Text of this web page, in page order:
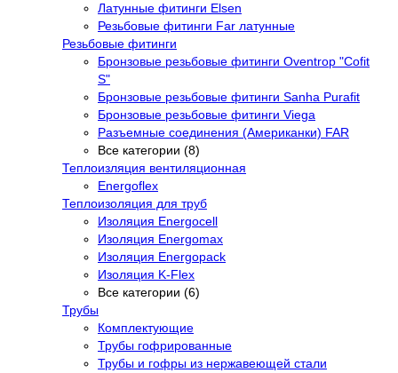
Латунные фитинги Elsen
Резьбовые фитинги Far латунные
Резьбовые фитинги
Бронзовые резьбовые фитинги Oventrop "Cofit
S"
Бронзовые резьбовые фитинги Sanha Purafit
Бронзовые резьбовые фитинги Viega
Разъемные соединения (Американки) FAR
Все категории (8)
Теплоизляция вентиляционная
Energoflex
Теплоизоляция для труб
Изоляция Energocell
Изоляция Energomax
Изоляция Energopack
Изоляция K-Flex
Все категории (6)
Трубы
Комплектующие
Трубы гофрированные
Трубы и гофры из нержавеющей стали